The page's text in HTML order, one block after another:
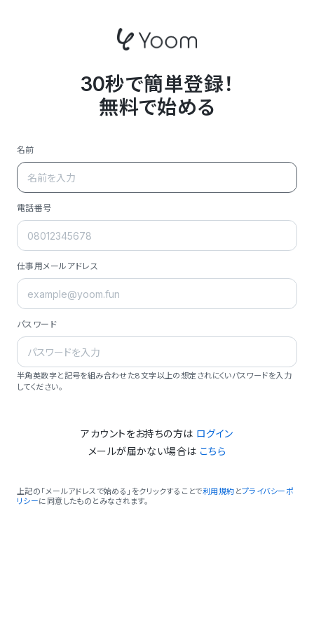
30秒で簡単登録！
無料で始める
名前
電話番号
仕事用メールアドレス
パスワード
半角英数字と記号を組み合わせた8文字以上の想定されにくいパスワードを入力
してください。
アカウントをお持ちの方は ログイン
メールが届かない場合は こちら
上記の「メールアドレスで始める」をクリックすることで利用規約 とプライバシーポ
リシーに同意したものとみなされます。